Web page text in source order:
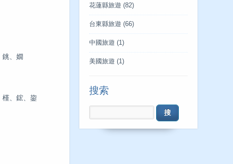
銚、嫺
槿、鋐、鋆
花蓮縣旅遊 (82)
台東縣旅遊 (66)
中國旅遊 (1)
美國旅遊 (1)
搜索